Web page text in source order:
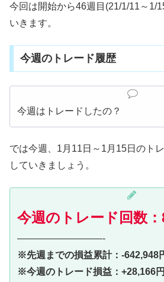
今回は開始から46週目(21/1/11～1/
いきます。
今週のトレード履歴
今週はトレードしたの？
では今週、1月11日～1月15日のト
していきましょう。
今週のトレード回数：
—————————-
※先週までの損益累計：-642,948
※今週のトレード損益：+28,166円